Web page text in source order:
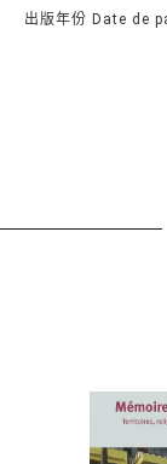
出版年份 Date de